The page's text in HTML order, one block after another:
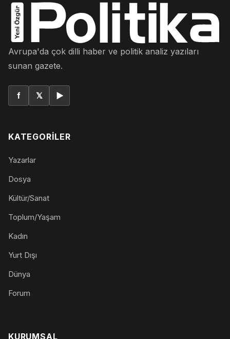
Avrupa'da çok dilli haber ve politik analiz yazıları
sunan gazete.
f 𝕏 ▶
KATEGORILER
Yazarlar
Dosya
Kültür/Sanat
Toplum/Yaşam
Kadın
Yurt Dışı
Dünya
Forum
KURUMSAL